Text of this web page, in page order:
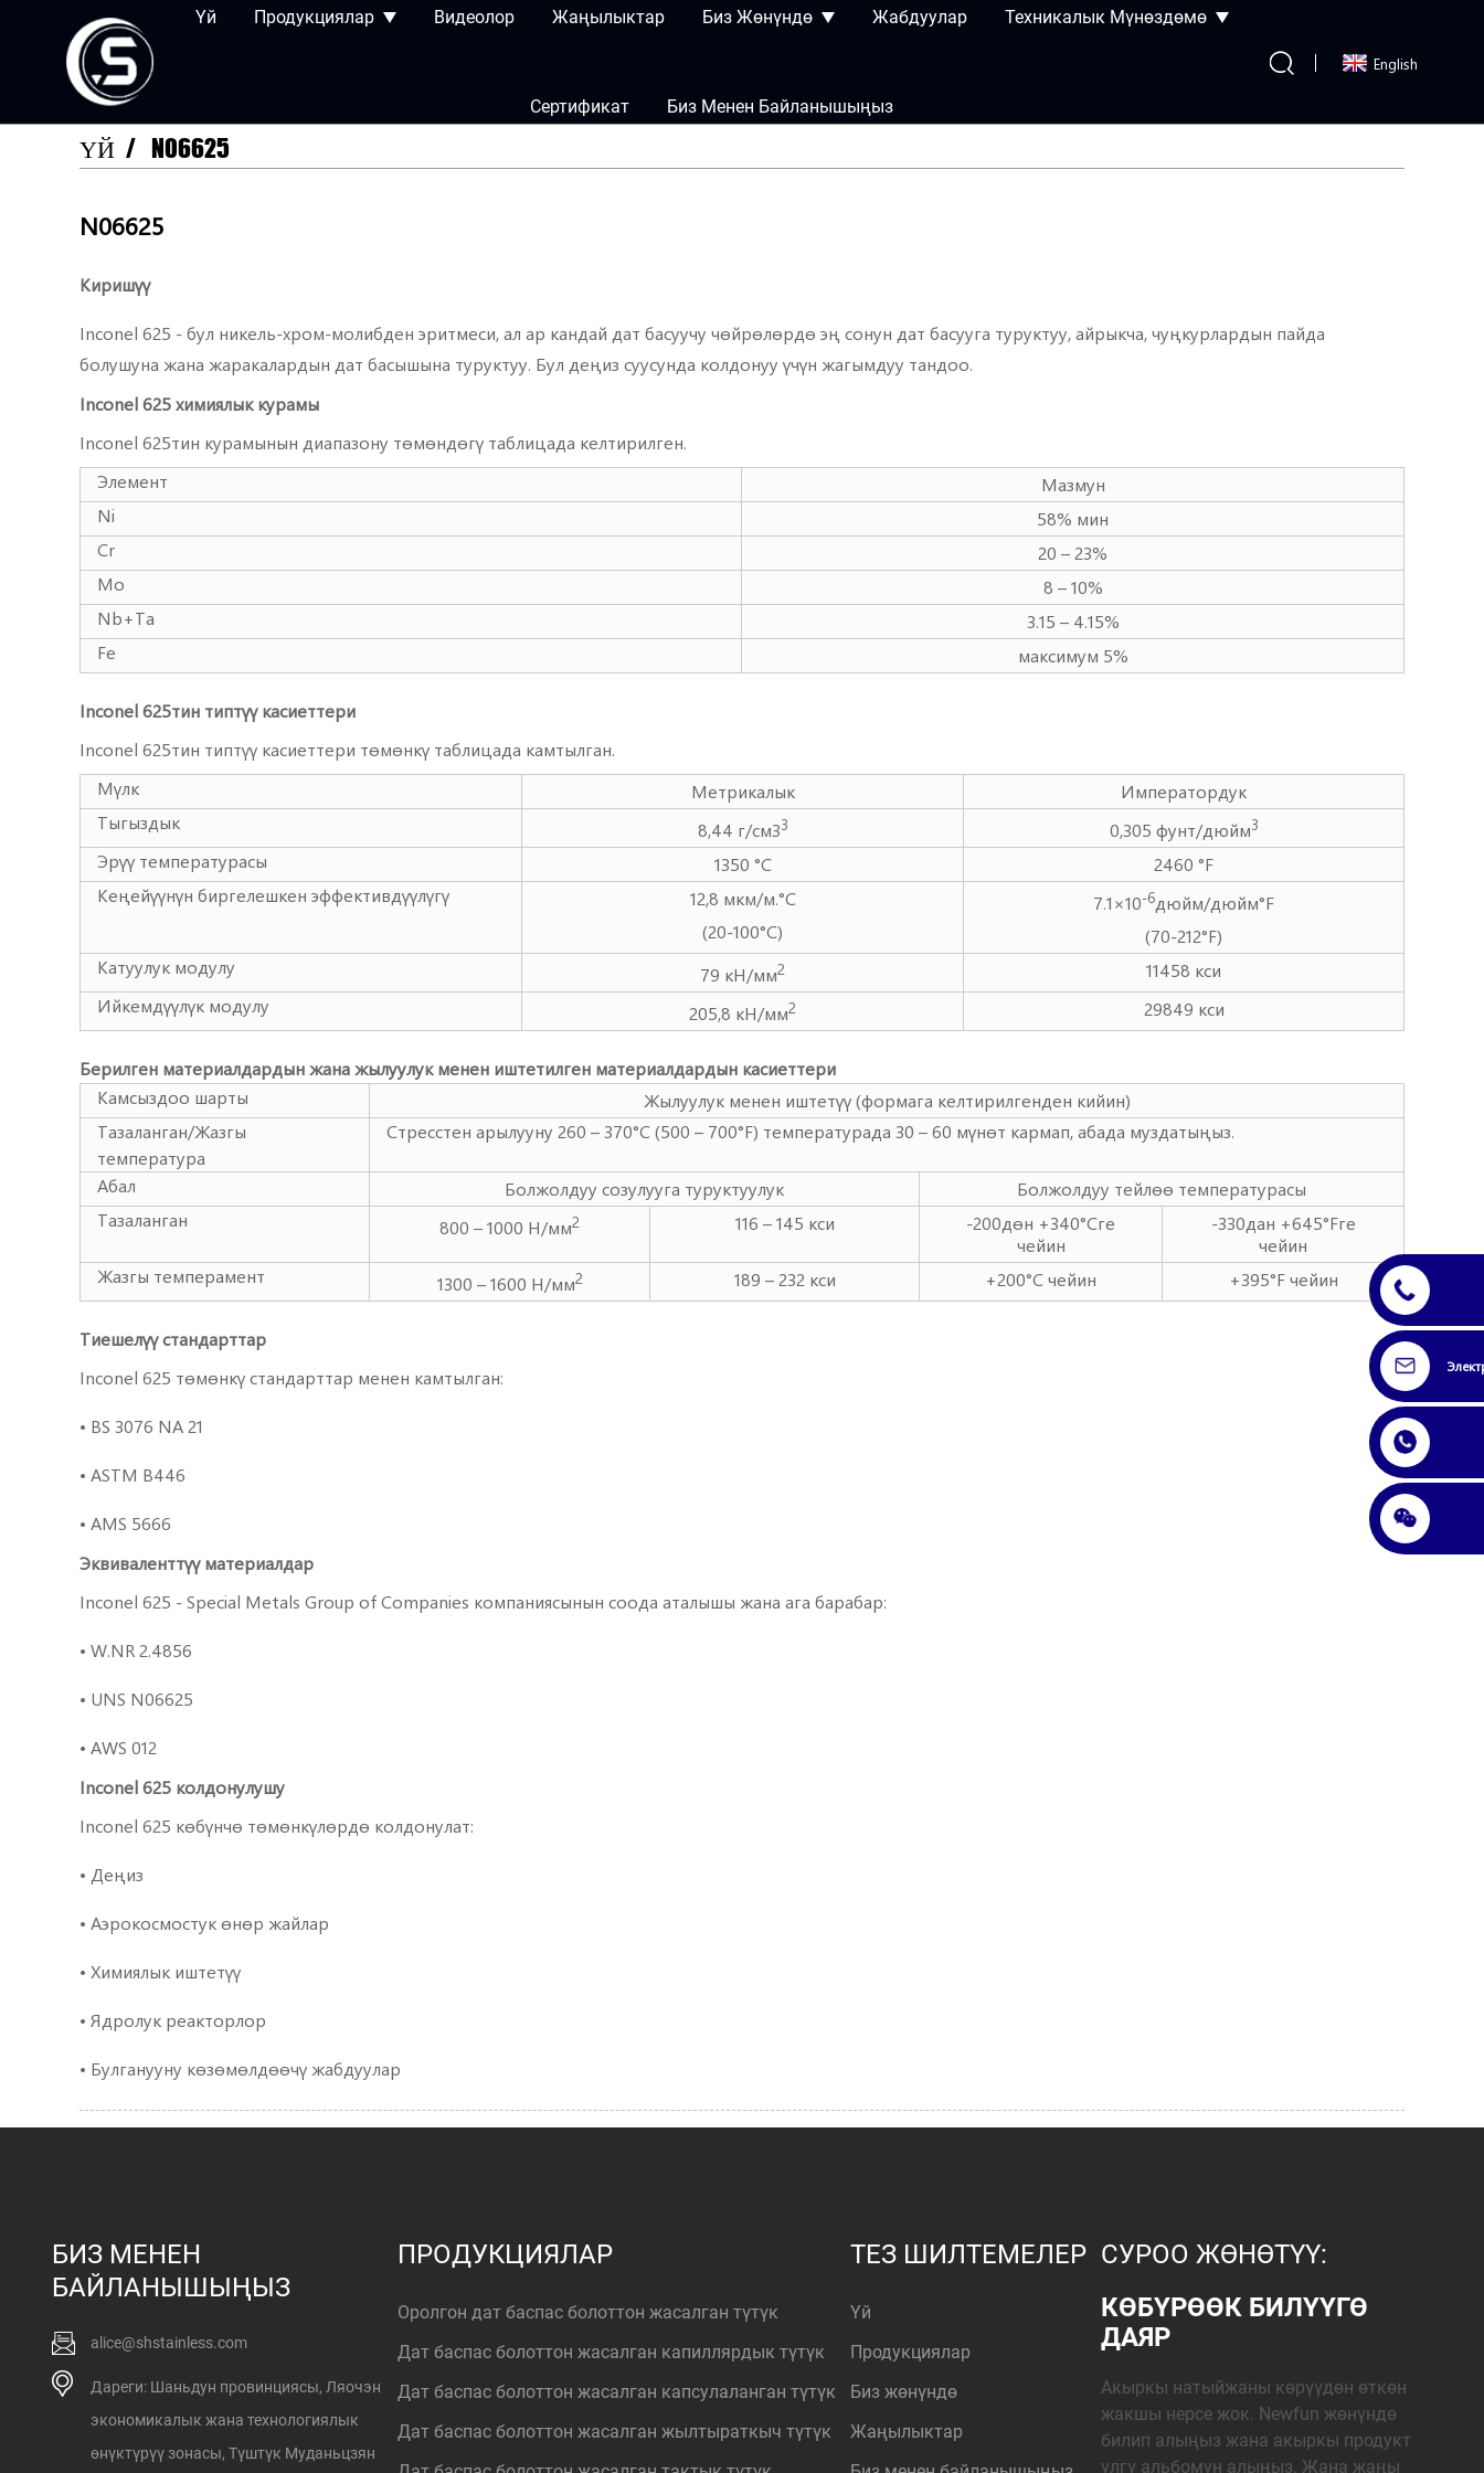
Үй Продукциялар Видеолор Жаңылыктар Биз Жөнүндө Жабдуулар Техникалык Мүнөздөмө
Сертификат Биз Менен Байланышыңыз
English
ҮЙ N06625
N06625
Киришүү
Inconel 625 - бул никель-хром-молибден эритмеси, ал ар кандай дат басуучу чөйрөлөрдө эң сонун дат басууга туруктуу, айрыкча, чуңкурлардын пайда
болушуна жана жаракалардын дат басышына туруктуу. Бул деңиз суусунда колдонуу үчүн жагымдуу тандоо.
Inconel 625 химиялык курамы
Inconel 625тин курамынын диапазону төмөндөгү таблицада келтирилген.
Элемент
Мазмун
Ni
58% мин
Cr
20 – 23%
Mo
8 – 10%
Nb+Ta
3.15 – 4.15%
Fe
максимум 5%
Inconel 625тин типтүү касиеттери
Inconel 625тин типтүү касиеттери төмөнкү таблицада камтылган.
Мүлк
Метрикалык
Императордук
Тыгыздык
8,44 г/см33 0,305 фунт/дюйм3
Эрүү температурасы 1350 °C
2460 °F
Кеңейүүнүн биргелешкен эффективдүүлүгү
12,8 мкм/м.°C
(20-100°C)
7.1×10-6дюйм/дюйм°F
(70-212°F)
Катуулук модулу
79 кН/мм2
11458 кси
Ийкемдүүлүк модулу
205,8 кН/мм2 29849 кси
Берилген материалдардын жана жылуулук менен иштетилген материалдардын касиеттери
Камсыздоо шарты
Жылуулук менен иштетүү (формага келтирилгенден кийин)
Тазаланган/Жазгы
температура
Стресстен арылууну 260 – 370°C (500 – 700°F) температурада 30 – 60 мүнөт кармап, абада муздатыңыз.
Абал Болжолдуу созулууга туруктуулук
Болжолдуу тейлөө температурасы
Тазаланган
800 – 1000 Н/мм2 116 – 145 кси
-200дөн +340°Cге
чейин
-330дан +645°Fге
чейин
Жазгы темперамент
1300 – 1600 Н/мм2 189 – 232 кси +200°C чейин +395°F чейин
Тиешелүү стандарттар
Inconel 625 төмөнкү стандарттар менен камтылган:
• BS 3076 NA 21
• ASTM B446
• AMS 5666
Эквиваленттүү материалдар
Inconel 625 - Special Metals Group of Companies компаниясынын соода аталышы жана ага барабар:
• W.NR 2.4856
• UNS N06625
• AWS 012
Inconel 625 колдонулушу
Inconel 625 көбүнчө төмөнкүлөрдө колдонулат:
• Деңиз
• Аэрокосмостук өнөр жайлар
• Химиялык иштетүү
• Ядролук реакторлор
• Булганууну көзөмөлдөөчү жабдуулар
БИЗ МЕНЕН
БАЙЛАНЫШЫҢЫЗ
alice@shstainless.com
Дареги: Шаньдун провинциясы, Ляочэн
экономикалык жана технологиялык
өнүктүрүү зонасы, Түштүк Муданьцзян
ПРОДУКЦИЯЛАР
Оролгон дат баспас болоттон жасалган түтүк
Дат баспас болоттон жасалган капиллярдык түтүк
Дат баспас болоттон жасалган капсулаланган түтүк
Дат баспас болоттон жасалган жылтыраткыч түтүк
ТЕЗ ШИЛТЕМЕЛЕР
Үй
Продукциялар
Биз жөнүндө
Жаңылыктар
СУРОО ЖӨНӨТҮҮ:
КӨБҮРӨӨК БИЛҮҮГӨ
ДАЯР
Акыркы натыйжаны көрүүдөн өткөн
жакшы нерсе жок. Newfun жөнүндө
билип алыңыз жана акыркы продукт
үлгү альбомун алыңыз. Жана жаңы